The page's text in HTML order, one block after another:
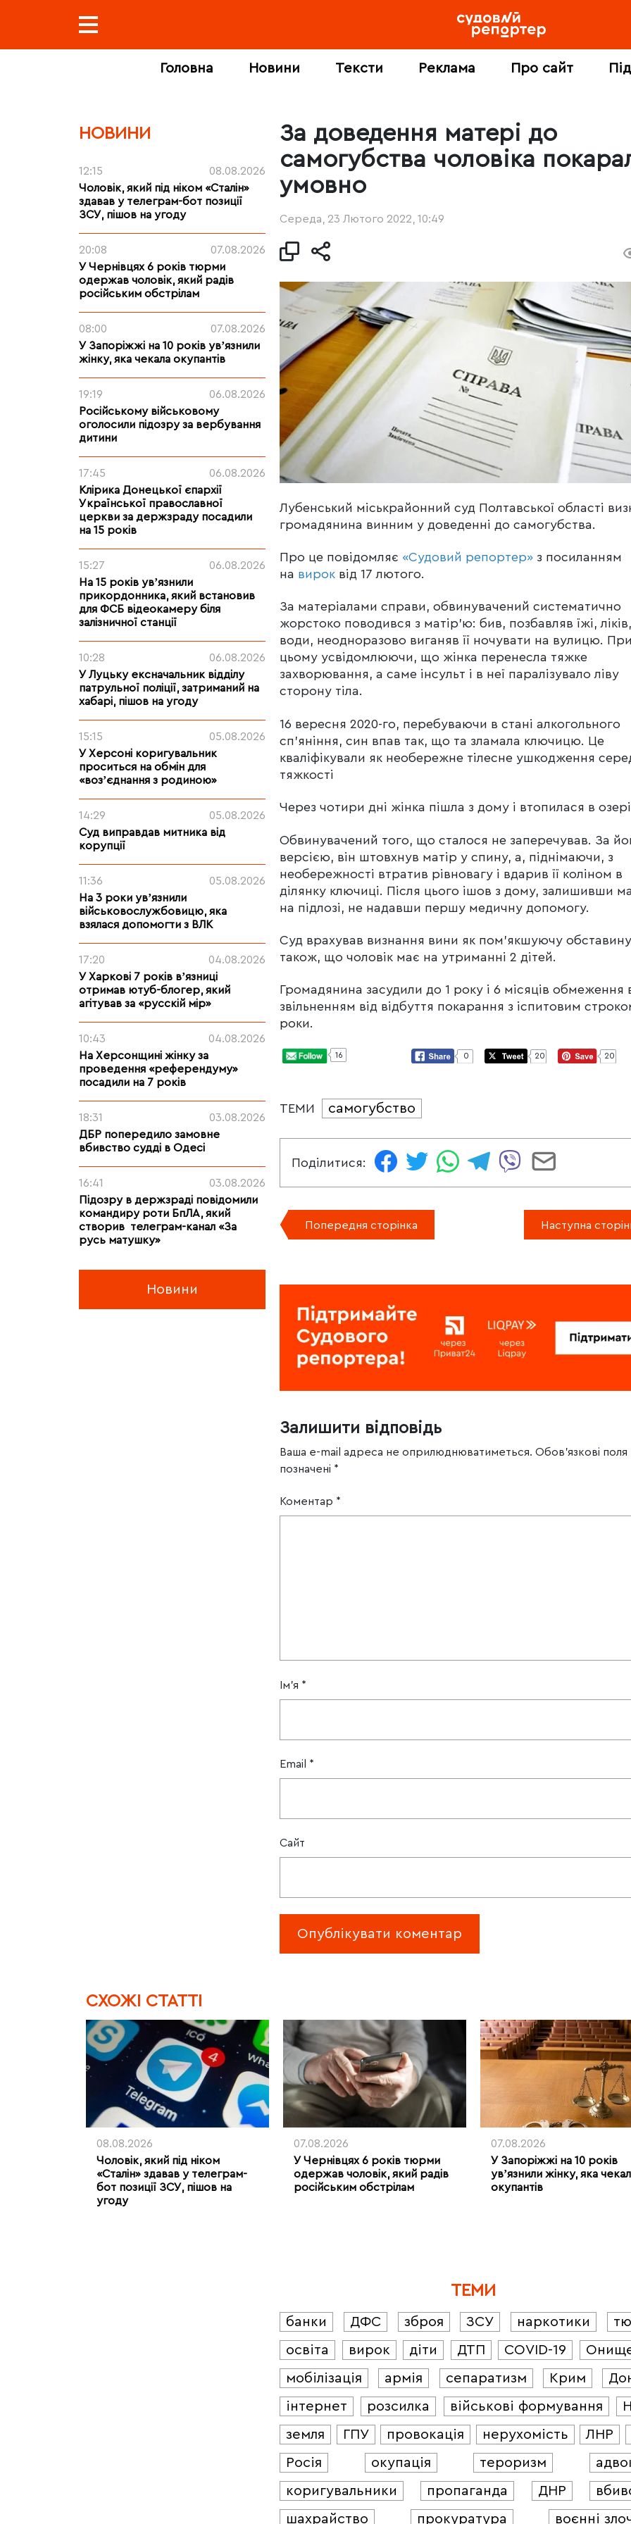
Головна Новини Тексти Реклама Про сайт
НОВИНИ
12:15
08.08.2026
Чоловік, який під ніком «Сталін»
здавав у телеграм-бот позиції
ЗСУ, пішов на угоду
20:08
07.08.2026
У Чернівцях 6 років тюрми
одержав чоловік, який радів
російським обстрілам
08:00
07.08.2026
У Запоріжжі на 10 років увʼязнили
жінку, яка чекала окупантів
19:19
06.08.2026
Російському військовому
оголосили підозру за вербування
дитини
17:45
06.08.2026
Клірика Донецької єпархії
Української православної
церкви за держзраду посадили
на 15 років
15:27
06.08.2026
На 15 років увʼязнили
прикордонника, який встановив
для ФСБ відеокамеру біля
залізничної станції
10:28
06.08.2026
У Луцьку ексначальник відділу
патрульної поліції, затриманий на
хабарі, пішов на угоду
15:15
05.08.2026
У Херсоні коригувальник
проситься на обмін для
«возʼєднання з родиною»
14:29
05.08.2026
Суд виправдав митника від
корупції
11:36
05.08.2026
На 3 роки увʼязнили
військовослужбовицю, яка
взялася допомогти з ВЛК
17:20
04.08.2026
У Харкові 7 років вʼязниці
отримав ютуб-блогер, який
агітував за «русскій мір»
10:43
04.08.2026
На Херсонщині жінку за
проведення «референдуму»
посадили на 7 років
18:31
03.08.2026
ДБР попередило замовне
вбивство судді в Одесі
16:41
03.08.2026
Підозру в держзраді повідомили
командиру роти БпЛА, який
створив телеграм-канал «За
русь матушку»
Новини
За доведення матері до
самогубства чоловіка
умовно
Середа, 23 Лютого 2022, 10:49
Лубенський міськрайонний суд Полтавської області
громадянина винним у доведенні до самогубства.
Про це повідомляє «Судовий репортер» з посиланням
на вирок від 17 лютого.
За матеріалами справи, обвинувачений систематично
жорстоко поводився з матір’ю: бив, позбавляв їжі, ліків,
води, неодноразово виганяв її ночувати на вулицю. При
цьому усвідомлюючи, що жінка перенесла тяжке
захворювання, а саме інсульт і в неї паралізувало ліву
сторону тіла.
16 вересня 2020-го, перебуваючи в стані алкогольного
сп’яніння, син впав так, що та зламала ключицю. Це
кваліфікували як необережне тілесне ушкодження
тяжкості
Через чотири дні жінка пішла з дому і втопилася в
Обвинувачений того, що сталося не заперечував. За
версією, він штовхнув матір у спину, а, піднімаючи, з
необережності втратив рівновагу і вдарив її коліном в
ділянку ключиці. Після цього ішов з дому, залишивши
на підлозі, не надавши першу медичну допомогу.
Суд врахував визнання вини як пом’якшуючу
також, що чоловік має на утриманні 2 дітей.
Громадянина засудили до 1 року і 6 місяців обмеження
звільненням від відбуття покарання з іспитовим
роки.
16 0 20 20
ТЕМИ самогубство
Поділитися:
Попередня сторінка Наступна
Залишити відповідь
Ваша e-mail адреса не оприлюднюватиметься. Обов’язкові поля
позначені *
Коментар *
Ім'я *
Email *
Сайт
CХОЖІ СТАТТІ
08.08.2026
Чоловік, який під ніком
«Сталін» здавав у телеграм-
бот позиції ЗСУ, пішов на
угоду
07.08.2026
У Чернівцях 6 років тюрми
одержав чоловік, який радів
російським обстрілам
07.08.2026
У Запоріжжі на 10 років
увʼязнили жінку, яка
окупантів
ТЕМИ
банки ДФС зброя ЗСУ наркотики
освіта
вирок діти ДТП COVID-19
мобілізація
армія сепаратизм Крим
інтернет
розсилка військові формування
земля
ГПУ провокація нерухомість ЛНР
Росія
окупація тероризм
коригувальники
пропаганда ДНР
шахрайство
прокуратура воєнні